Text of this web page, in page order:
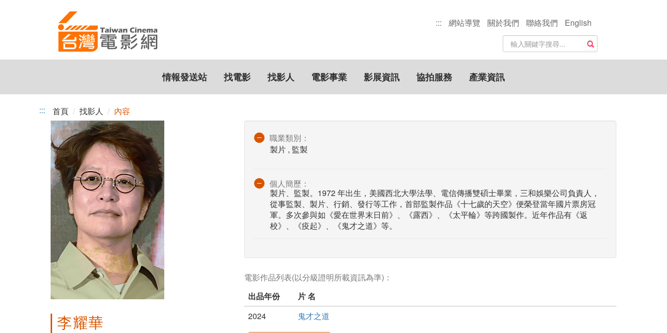
::: 網站導覽 關於我們 聯絡我們
English
站
內
搜
尋
關
鍵
搜尋
情報發送站 找電影 找影人 電影事業 影展資訊 協拍服務 產業資訊
::: 首頁 找影人 內容
李耀華
職業類別：
製片 , 監製
個人簡歷：
製片、監製。1972 年出生，美國西北大學法學、電信傳播雙碩士畢業，三和娛樂公司負責人，
從事監製、製片、行銷、發行等工作，首部監製作品《十七歲的天空》便榮登當年國片票房冠
軍。多次參與如《愛在世界末日前》、《露西》、《太平輪》等跨國製作。近年作品有《返
校》、《疫起》、《鬼才之道》等。
電影作品列表(以分級證明所載資訊為準)：
出品年份
片 名
2024
鬼才之道